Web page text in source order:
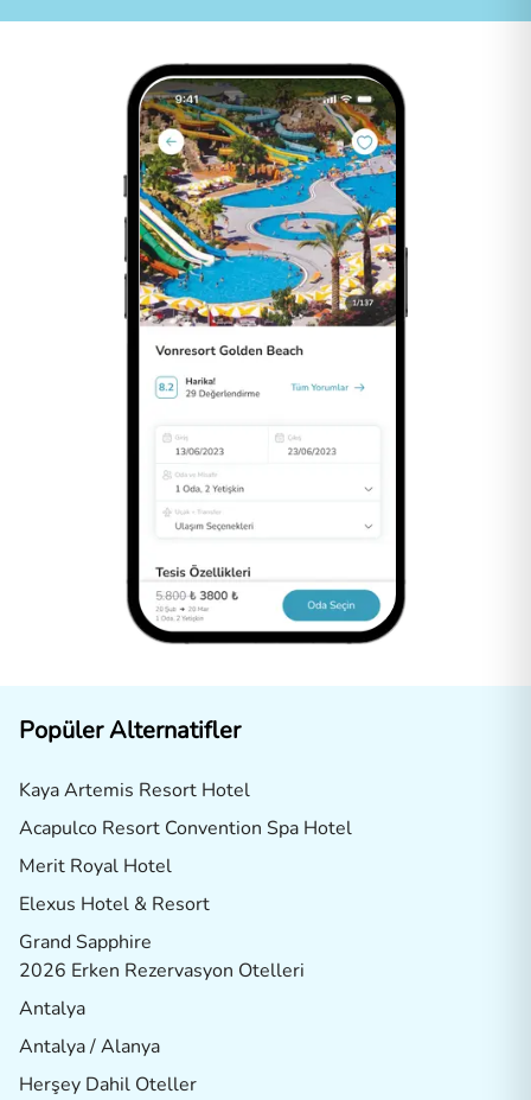
Popüler Alternatifler
Kaya Artemis Resort Hotel
Acapulco Resort Convention Spa Hotel
Merit Royal Hotel
Elexus Hotel & Resort
Grand Sapphire
2026 Erken Rezervasyon Otelleri
Antalya
Antalya / Alanya
Herşey Dahil Oteller